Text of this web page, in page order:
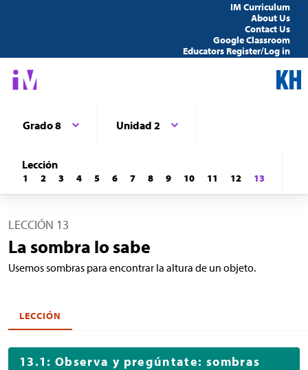
IM Curriculum
About Us
Contact Us
Google Classroom
Educators Register/Log in
Grado 8 Unidad 2
Lección
1 2 3 4 5 6 7 8 9 10 11 12 13
LECCIÓN 13
La sombra lo sabe
Usemos sombras para encontrar la altura de un objeto.
LECCIÓN
13.1: Observa y pregúntate: sombras